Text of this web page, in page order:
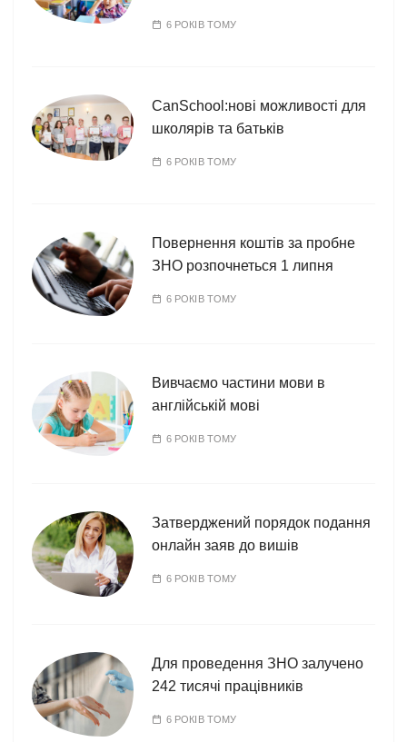
6 РОКІВ ТОМУ
CanSchool:нові можливості для
школярів та батьків
6 РОКІВ ТОМУ
Повернення коштів за пробне
ЗНО розпочнеться 1 липня
6 РОКІВ ТОМУ
Вивчаємо частини мови в
англійській мові
6 РОКІВ ТОМУ
Затверджений порядок подання
онлайн заяв до вишів
6 РОКІВ ТОМУ
Для проведення ЗНО залучено
242 тисячі працівників
6 РОКІВ ТОМУ